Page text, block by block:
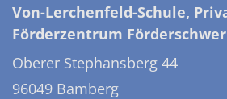
Von-Lerchenfeld-Schule,
Förderzentrum
Oberer Stephansberg 44
96049 Bamberg